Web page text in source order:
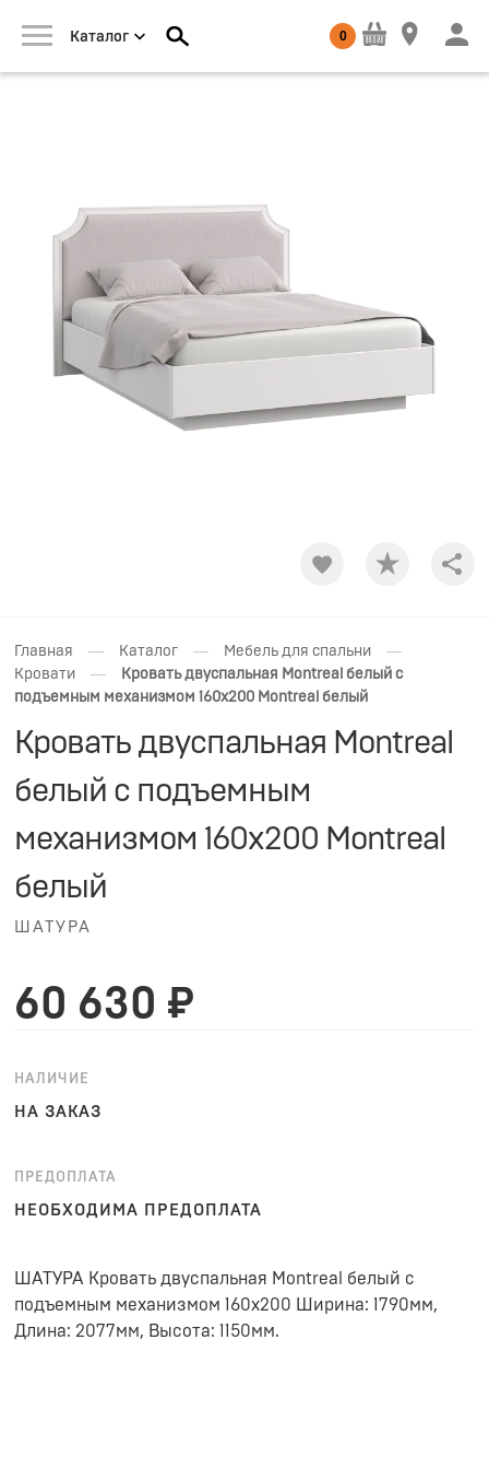
Каталог 0
Главная — Каталог — Мебель для спальни —
Кровати —
Кровать двуспальная Montreal белый с
подъемным механизмом 160х200 Montreal белый
Кровать двуспальная Montreal
белый с подъемным
механизмом 160х200 Montreal
белый
ШАТУРА
60 630 ₽
НАЛИЧИЕ
НА ЗАКАЗ
ПРЕДОПЛАТА
НЕОБХОДИМА ПРЕДОПЛАТА
ШАТУРА Кровать двуспальная Montreal белый с
подъемным механизмом 160х200 Ширина: 1790мм,
Длина: 2077мм, Высота: 1150мм.